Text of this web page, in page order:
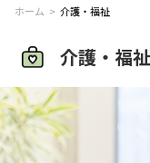
ホーム > 介護・福祉
介護・福祉